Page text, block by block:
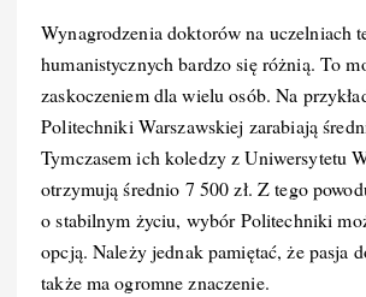
c
e
b
o
o
k
er
e
st
m
bl
r
d
di
t
k
e
d
I
n
Wynagrodzenia doktorów na uczelniach
humanistycznych bardzo się różnią. To
zaskoczeniem dla wielu osób. Na
Politechniki Warszawskiej zarabiają
Tymczasem ich koledzy z Uniwersytetu
otrzymują średnio 7 500 zł. Z tego
o stabilnym życiu, wybór Politechniki
opcją. Należy jednak pamiętać, że pasja
także ma ogromne znaczenie.